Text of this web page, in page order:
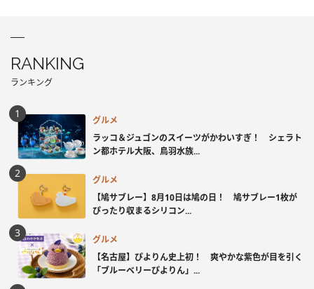
RANKING
ランキング
グルメ
ラッコ＆ジュゴンのスイーツがかわいすぎ！ シェラト
ン都ホテル大阪、鳥羽水族...
グルメ
【鳩サブレー】8月10日は鳩の日！ 鳩サブレー1枚が
ぴったり収まるシリコン...
グルメ
【名古屋】ぴよりん史上初！ 爽やかな紫色が目を引く
「ブルーベリーぴよりん」...